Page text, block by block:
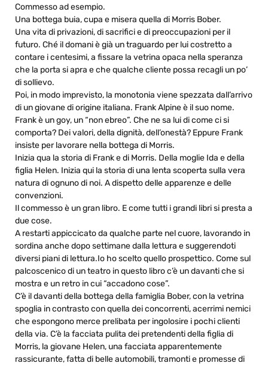
Commesso ad esempio.
Una bottega buia, cupa e misera quella di Morris Bober.
Una vita di privazioni, di sacrifici e di preoccupazioni per il
futuro. Ché il domani è già un traguardo per lui costretto a
contare i centesimi, a fissare la vetrina opaca nella speranza
che la porta si apra e che qualche cliente possa recagli un po’
di sollievo.
Poi, in modo imprevisto, la monotonia viene spezzata dall’arrivo
di un giovane di origine italiana. Frank Alpine è il suo nome.
Frank è un goy, un “non ebreo”. Che ne sa lui di come ci si
comporta? Dei valori, della dignità, dell’onestà? Eppure Frank
insiste per lavorare nella bottega di Morris.
Inizia qua la storia di Frank e di Morris. Della moglie Ida e della
figlia Helen. Inizia qui la storia di una lenta scoperta sulla vera
natura di ognuno di noi. A dispetto delle apparenze e delle
convenzioni.
Il commesso è un gran libro. E come tutti i grandi libri si presta a
due cose.
A restarti appiccicato da qualche parte nel cuore, lavorando in
sordina anche dopo settimane dalla lettura e suggerendoti
diversi piani di lettura.Io ho scelto quello prospettico. Come sul
palcoscenico di un teatro in questo libro c’è un davanti che si
mostra e un retro in cui “accadono cose”.
C’è il davanti della bottega della famiglia Bober, con la vetrina
spoglia in contrasto con quella dei concorrenti, acerrimi nemici
che espongono merce prelibata per ingolosire i pochi clienti
della via. C’è la facciata pulita dei pretendenti della figlia di
Morris, la giovane Helen, una facciata apparentemente
rassicurante, fatta di belle automobili, tramonti e promesse di